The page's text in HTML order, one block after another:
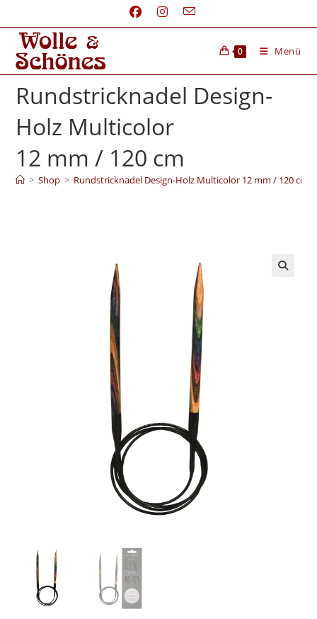
0 Menü
Rundstricknadel Design-
Holz Multicolor
12 mm / 120 cm
> Shop > Rundstricknadel Design-Holz Multicolor 12 mm / 120 cm